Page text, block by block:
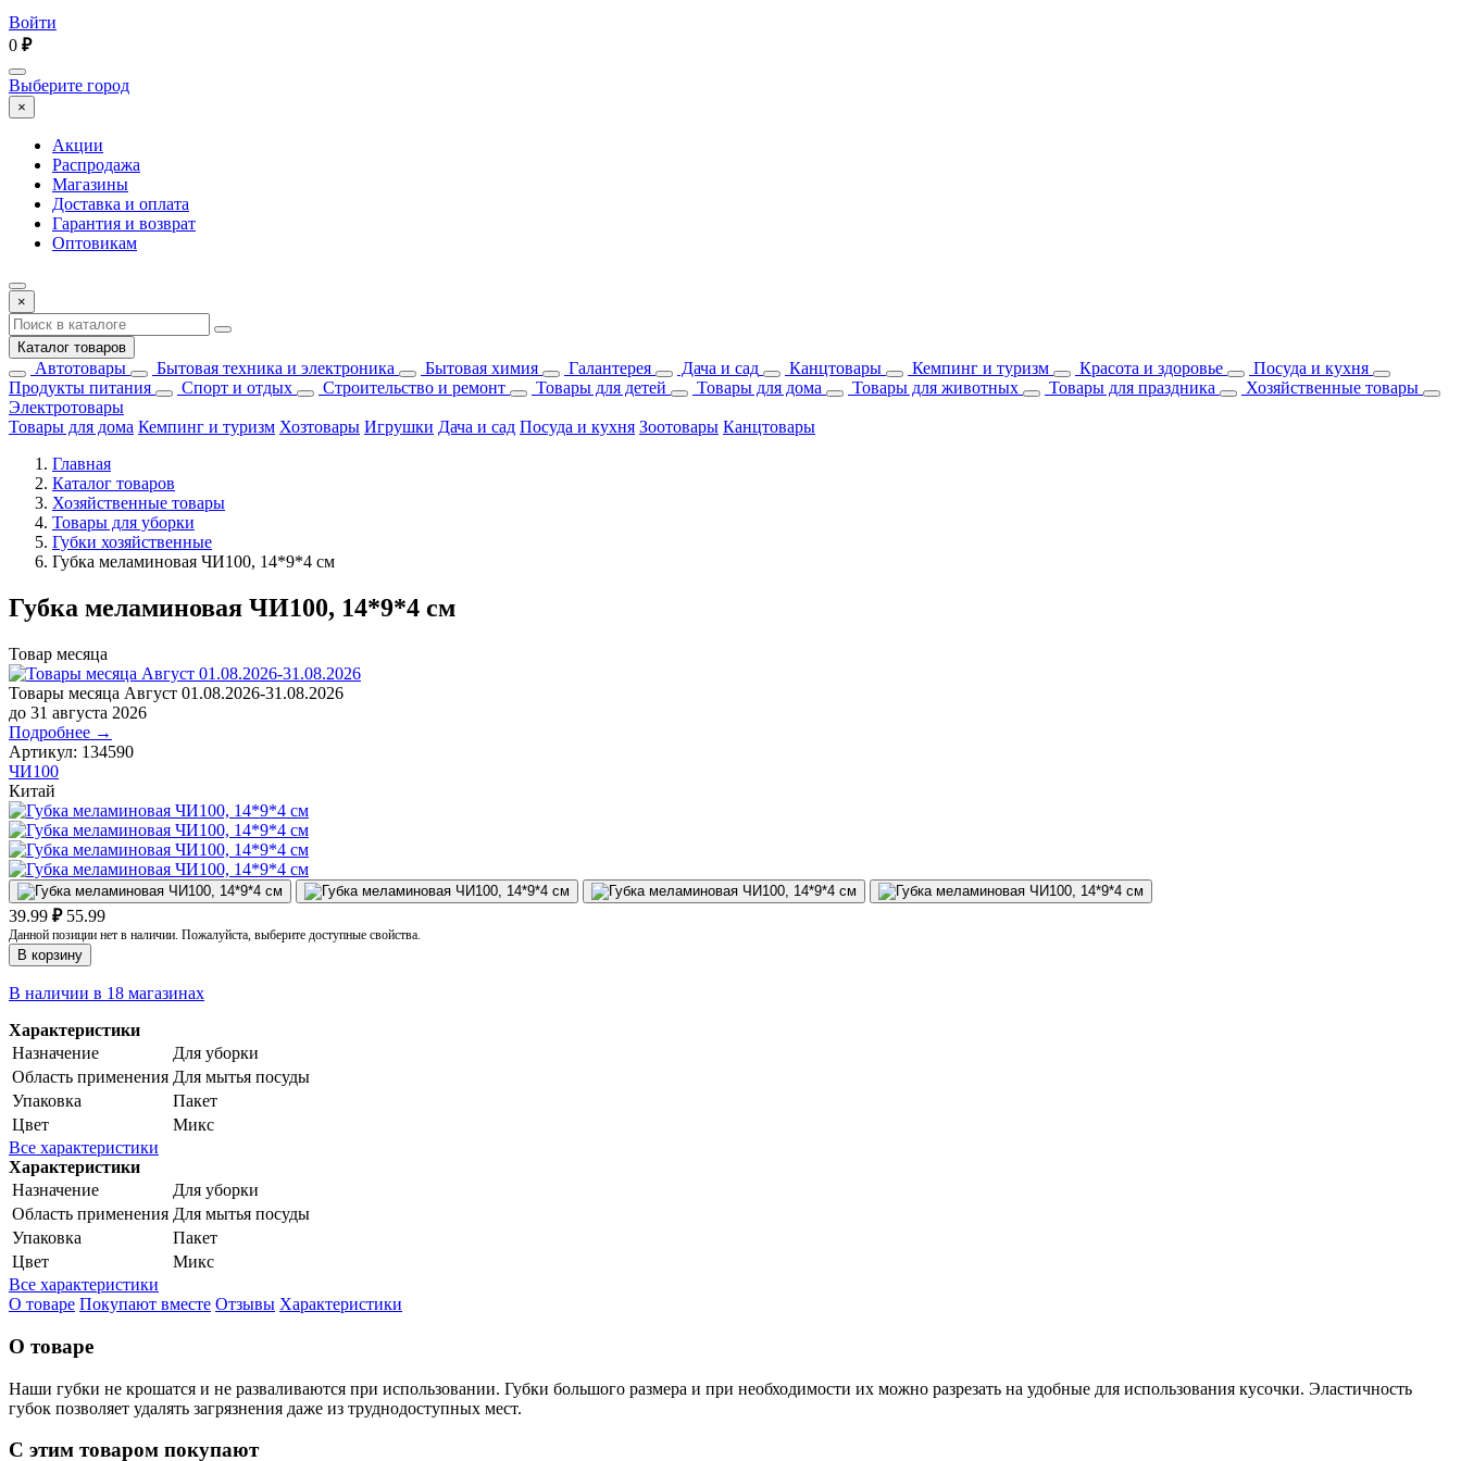
Войти
0 ₽
Выберите город
×
Акции
Распродажа
Магазины
Доставка и оплата
Гарантия и возврат
Оптовикам
×
Каталог товаров
Автотовары Бытовая техника и электроника Бытовая химия Галантерея Дача и сад Канцтовары Кемпинг и туризм Красота и здоровье
Посуда и кухня
Продукты питания
Спорт и отдых Строительство и ремонт Товары для детей Товары для дома Товары для животных Товары для праздника
Хозяйственные товары
Электротовары
Товары для дома Кемпинг и туризм Хозтовары Игрушки Дача и сад Посуда и кухня Зоотовары Канцтовары
Главная
Каталог товаров
Хозяйственные товары
Товары для уборки
Губки хозяйственные
Губка меламиновая ЧИ100, 14*9*4 см
Губка меламиновая ЧИ100, 14*9*4 см
Товар месяца
Товары месяца Август 01.08.2026-31.08.2026
до 31 августа 2026
Подробнее →
Артикул: 134590
ЧИ100
Китай
39.99 ₽ 55.99
Данной позиции нет в наличии. Пожалуйста, выберите доступные свойства.
В корзину
В наличии в 18 магазинах
Характеристики
Назначение
Для уборки
Область применения Для мытья посуды
Упаковка
Пакет
Цвет
Микс
Все характеристики
Характеристики
Назначение
Для уборки
Область применения Для мытья посуды
Упаковка
Пакет
Цвет
Микс
Все характеристики
О товаре Покупают вместе Отзывы Характеристики
О товаре
Наши губки не крошатся и не разваливаются при использовании. Губки большого размера и при необходимости их можно разрезать на удобные для использования кусочки. Эластичность
губок позволяет удалять загрязнения даже из труднодоступных мест.
С этим товаром покупают